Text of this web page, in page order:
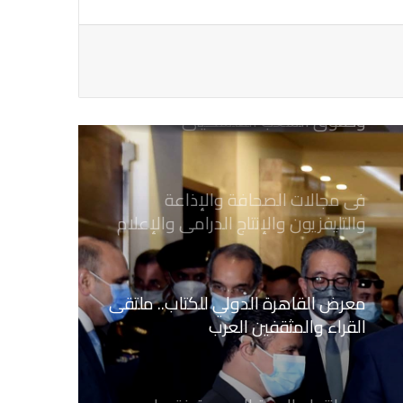
وحقوق الشعب الفلسطيني
فى مجالات الصحافة والإذاعة
والتليفزيون والإنتاج الدرامى والإعلام
الرقمي
معرض القاهرة الدولي للكتاب.. ملتقى
القراء والمثقفين العرب
بعد انتهاء المدة المحددة فتح باب
الاشتراك بمشروع العلاج بنقابة
الصحفيين المصريين